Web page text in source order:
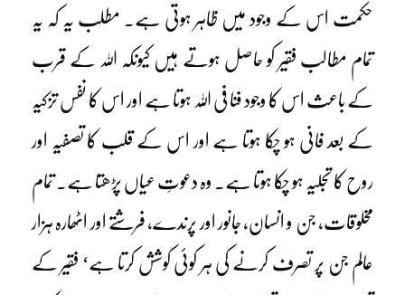
حکمت اس کے وجود میں ظاہر ہوتی ہے۔ مطلب یہ کہ یہ
تمام مطالب فقیر کو حاصل ہوتے ہیں کیونکہ اللہ کے قرب
کے باعث اس کا وجود فنا فی اللہ ہوتا ہے اور اس کا نفس تزکیہ
کے بعد فانی ہو چکا ہوتا ہے اور اس کے قلب کا تصفیہ اور
روح کا تجلیہ ہو چکا ہوتا ہے۔ وہ دعوتِ عیاں پڑھتا ہے۔ تمام
مخلوقات، جن و انسان، جانور اور پرندے، فرشتے اور اٹھارہ ہزار
عالم جن پر تصرف کرنے کی ہر کوئی کوشش کرتا ہے‘ فقیر کے